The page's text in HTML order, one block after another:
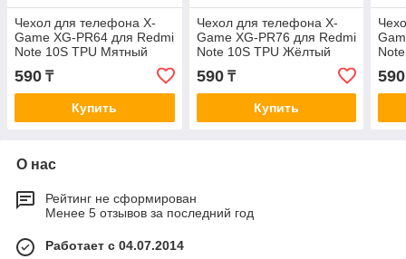
Чехол для телефона X-
Game XG-PR64 для Redmi
Note 10S TPU Мятный
590 ₸
Купить
Чехол для телефона X-
Game XG-PR76 для Redmi
Note 10S TPU Жёлтый
590₸
Купить
590
О нас
Рейтинг не сформирован
Менее 5 отзывов за последний год
Работает с 04.07.2014